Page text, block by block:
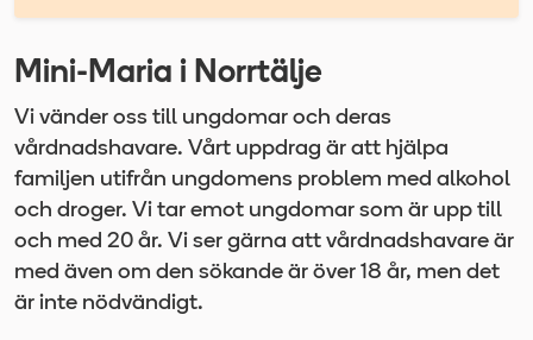
Mini-Maria i Norrtälje
Vi vänder oss till ungdomar och deras
vårdnadshavare. Vårt uppdrag är att hjälpa
familjen utifrån ungdomens problem med alkohol
och droger. Vi tar emot ungdomar som är upp till
och med 20 år. Vi ser gärna att vårdnadshavare är
med även om den sökande är över 18 år, men det
är inte nödvändigt.